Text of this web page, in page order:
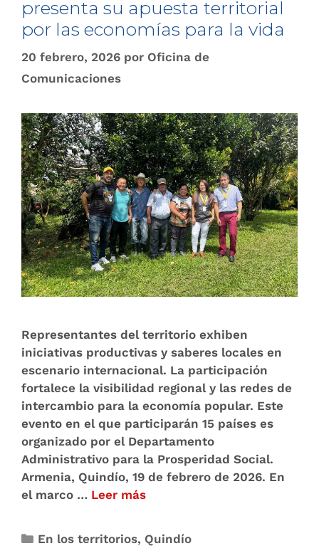
presenta su apuesta territorial
por las economías para la vida
20 febrero, 2026 por Oficina de
Comunicaciones
Representantes del territorio exhiben
iniciativas productivas y saberes locales en
escenario internacional. La participación
fortalece la visibilidad regional y las redes de
intercambio para la economía popular. Este
evento en el que participarán 15 países es
organizado por el Departamento
Administrativo para la Prosperidad Social.
Armenia, Quindío, 19 de febrero de 2026. En
el marco … Leer más
En los territorios, Quindío